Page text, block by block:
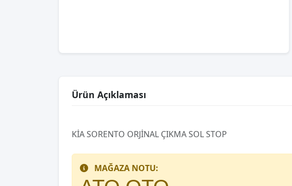
Ürün Açıklaması
KİA SORENTO ORJİNAL ÇIKMA SOL STOP
MAĞAZA NOTU: